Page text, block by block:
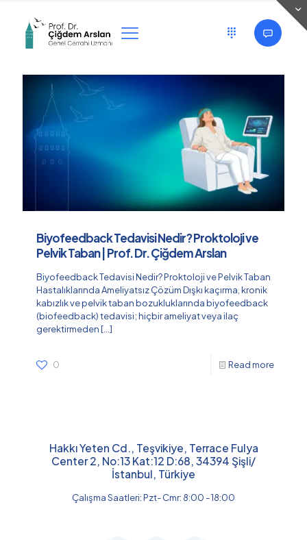
Categories Tags Show all
Biyofeedback Tedavisi Nedir? Proktoloji ve
Pelvik Taban | Prof. Dr. Çiğdem Arslan
Biyofeedback Tedavisi Nedir? Proktoloji ve Pelvik Taban
Hastalıklarında Ameliyatsız Çözüm Dışkı kaçırma, kronik
kabızlık ve pelvik taban bozukluklarında biyofeedback
(biofeedback) tedavisi; hiçbir ameliyat veya ilaç
gerektirmeden[…]
0 Read more
Hakkı Yeten Cd., Teşvikiye, Terrace Fulya
Center 2, No:13 Kat:12 D:68, 34394 Şişli/
İstanbul, Türkiye
Çalışma Saatleri: Pzt- Cmr: 8:00 - 18:00